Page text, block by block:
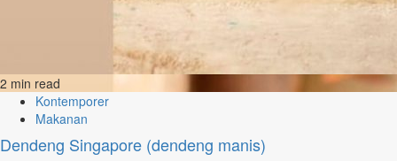
2 min read
Kontemporer
Makanan
Dendeng Singapore (dendeng manis)